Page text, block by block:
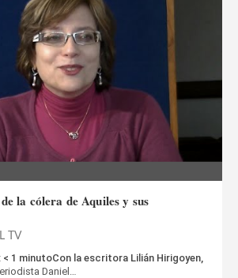
la cólera de Aquiles y sus
TV
1 minutoCon la escritora Lilián Hirigoyen,
Daniel…